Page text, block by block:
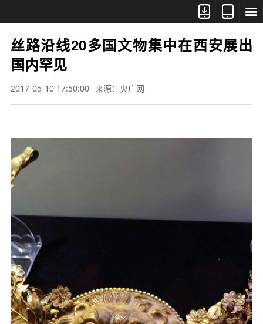



丝路沿线20多国文物集中在西安展出
国内罕见
2017-05-10 17:50:00 来源：央广网